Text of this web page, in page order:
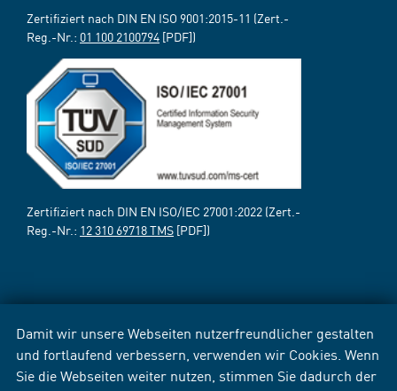
Damit wir unsere Webseiten nutzerfreundlicher gestalten
und fortlaufend verbessern, verwenden wir Cookies. Wenn
Sie die Webseiten weiter nutzen, stimmen Sie dadurch der
Zertifiziert nach DIN EN ISO 9001:2015-11 (Zert.-
Reg.-Nr.: 01 100 2100794 [PDF])
Zertifiziert nach DIN EN ISO/IEC 27001:2022 (Zert.-
Reg.-Nr.: 12 310 69718 TMS [PDF])